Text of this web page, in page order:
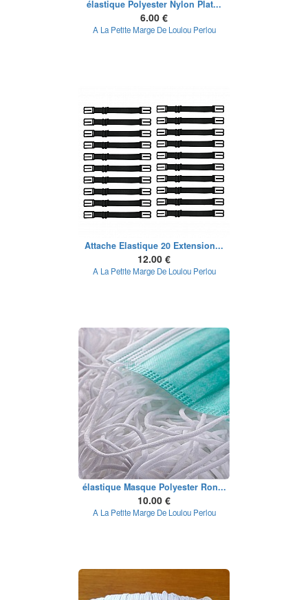
élastique Polyester Nylon Plat...
6.00 €
A La Petite Marge De Loulou Perlou
Attache Elastique 20 Extension...
12.00 €
A La Petite Marge De Loulou Perlou
élastique Masque Polyester Ron...
10.00 €
A La Petite Marge De Loulou Perlou